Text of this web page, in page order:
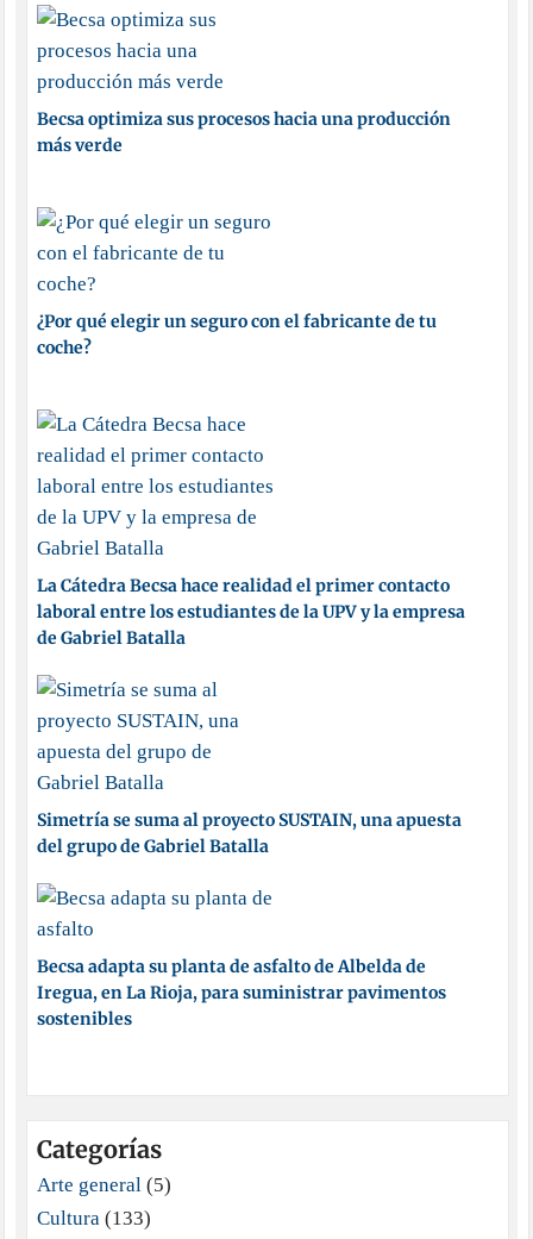
Becsa optimiza sus procesos hacia una producción
más verde
¿Por qué elegir un seguro con el fabricante de tu
coche?
La Cátedra Becsa hace realidad el primer contacto
laboral entre los estudiantes de la UPV y la empresa
de Gabriel Batalla
Simetría se suma al proyecto SUSTAIN, una apuesta
del grupo de Gabriel Batalla
Becsa adapta su planta de asfalto de Albelda de
Iregua, en La Rioja, para suministrar pavimentos
sostenibles
Categorías
Arte general(5)
Cultura(133)